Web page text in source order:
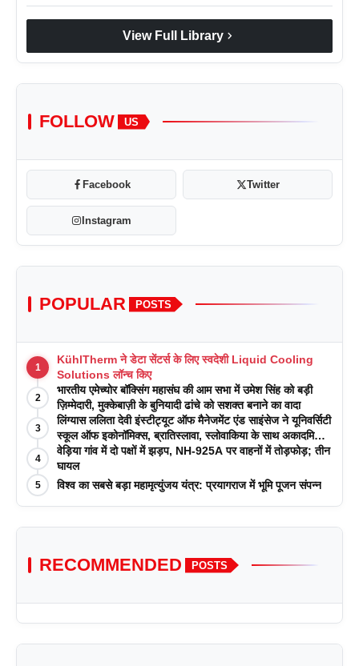
View Full Library chevron_right
FOLLOW US
Facebook Twitter
Instagram
POPULAR POSTS
1
KühlTherm ने डेटा सेंटर्स के लिए स्वदेशी Liquid Cooling
Solutions लॉन्च किए
2
भारतीय एमेच्योर बॉक्सिंग महासंघ की आम सभा में उमेश सिंह को बड़ी
ज़िम्मेदारी, मुक्केबाज़ी के बुनियादी ढांचे को सशक्त बनाने का वादा
3
लिंग्यास ललिता देवी इंस्टीट्यूट ऑफ मैनेजमेंट एंड साइंसेज ने यूनिवर्सिटी
स्कूल ऑफ इकोनॉमिक्स, ब्रातिस्लावा, स्लोवाकिया के साथ अकादमिक
पत्रिकाओं में प्रकाशन रणनीतियों पर एक दिवसीय कार्यशाला का
आयोजन किया
4
वेड़िया गांव में दो पक्षों में झड़प, NH-925A पर वाहनों में तोड़फोड़; तीन
घायल
5 विश्व का सबसे बड़ा महामृत्युंजय यंत्र: प्रयागराज में भूमि पूजन संपन्न
RECOMMENDED POSTS